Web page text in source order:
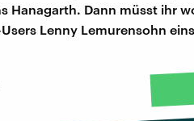
Hanagarth. Dann müsst ihr
Lenny Lemurensohn